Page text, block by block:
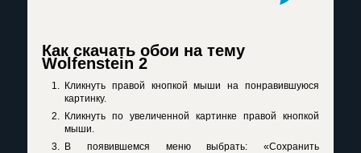
Как скачать обои на тему
Wolfenstein 2
Кликнуть правой кнопкой мыши на понравившуюся
картинку.
Кликнуть по увеличенной картинке правой кнопкой
мыши.
В появившемся меню выбрать: «Сохранить